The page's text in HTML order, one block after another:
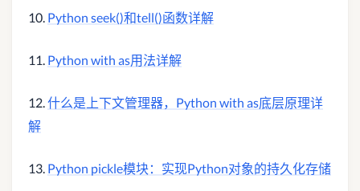
10. Python seek()和tell()函数详解
11. Python with as用法详解
12.什么是上下文管理器，Python with as底层原理详
解
13. Python pickle模块：实现Python对象的持久化存储